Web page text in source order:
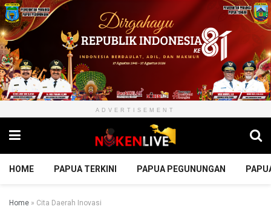
ADVERTISEMENT
HOME PAPUA TERKINI PAPUA PEGUNUNGAN
Home » Cita Daerah Inovasi